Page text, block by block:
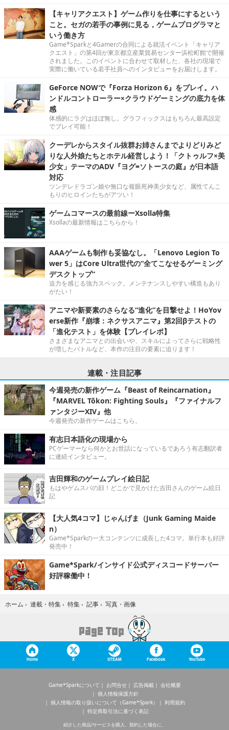
【キャリアクエスト】ゲーム作りを仕事にするという
こと。セガの若手の事例に見る，ゲームプログラマと
いう働き方
Game*Sparkと4Gamerの合同による就活イベント「キャリア
クエスト」の第4回が東京都立産業貿易センター浜松町館で開催
されました。このイベントに合わせて取材した、各社の現場で
実際に働いている若手社員へのインタビューをお届けします。
GeForce NOWで『Forza Horizon 6』をプレイ。ハ
ンドルコントローラー×クラウドゲーミングの底力を体
感
体感的にラグはほぼ無し。グラフィックスはもちろん最高設定
でプレイ可能！
クーデレからスタイル抜群お姉さんまでよりどりみど
りな人外娘たちとホテル経営しよう！「クトゥルフ×美
少女」テーマのADV『ヨグ=ソトースの庭』が日本語
対応
ツンデレドラゴン娘や無口な複眼死神美少女など、属性てんこ
もりのヒロインたちがアツい！
ゲームコマースの最前線ーXsolla特集
Xsollaの最新情報はこちらから！
AAAゲームも制作も妥協なし。「Lenovo Legion To
wer 5」はCore Ultra世代の“全てこなせるゲーミング
デスクトップ”
迫力を感じる強力スペック。メンテナンスしやすい構造もあり
がたい！
アニマや新要素のさらなる“進化”を目撃せよ！HoYov
erse新作『崩壊：ネクサスアニマ』第2回βテストの
「進化テスト」を体験【プレイレポ】
さまざまなアニマとの出会いや、スキルによってさらに戦略性
が増したバトルなど、本作の注目の要素に迫ります！
連載・注目記事
今週発売の新作ゲーム『Beast of Reincarnation』
『MARVEL Tōkon: Fighting Souls』『ファイナルフ
ァンタジーXIV』他
今週発売の新作ゲームはこちら。
有志日本語化の現場から
PCゲーマーなら何かとお世話になっているであろう有志翻訳者
に連続インタビュー。
吉田輝和のゲームプレイ絵日記
もはやゲムスパの顔！どこかで見かけた吉田さんのゲーム絵日
記
【大人気4コマ】じゃんげま（Junk Gaming Maide
n）
Game*Sparkの一大コンテンツに成長した4コマ。単行本も好評
発売中！
Game*Spark/インサイド公式ディスコードサーバー
好評稼働中！
ホーム › 連載・特集 › 特集 › 記事 › 写真・画像
Home X STEAM Facebook YouTube
Game*Sparkについて お問合せ 広告掲載
会社概要
個人情報保護方針
個人情報の取り扱いについて（Game*Spark）
利用規約
特定商取引法に基づく表記
紹介した商品/サービスを購入、契約した場合に、